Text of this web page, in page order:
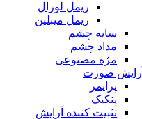
ریمل لورال
ریمل میبلین
سایه چشم
مداد چشم
مژه مصنوعی
آرایش صورت
پرایمر
پنکیک
تثبیت کننده آرایش